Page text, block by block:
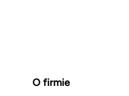
O firmie